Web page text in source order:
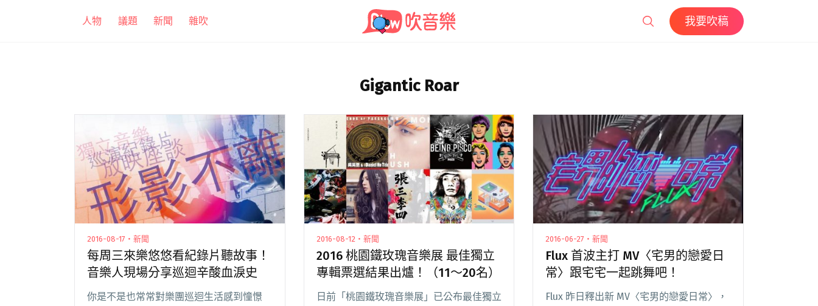
人物 議題 新聞 雜吹 我要吹稿
Gigantic Roar
2016-08-17・新聞
每周三來樂悠悠看紀錄片聽故事！
音樂人現場分享巡迴辛酸血淚史
你是不是也常常對樂團巡迴生活感到憧憬
2016-08-12・新聞
2016 桃園鐵玫瑰音樂展 最佳獨立
專輯票選結果出爐！（11～20名）
日前「桃園鐵玫瑰音樂展」已公布最佳獨立
2016-06-27・新聞
Flux 首波主打 MV〈宅男的戀愛日
常〉跟宅宅一起跳舞吧！
Flux 昨日釋出新 MV〈宅男的戀愛日常〉，